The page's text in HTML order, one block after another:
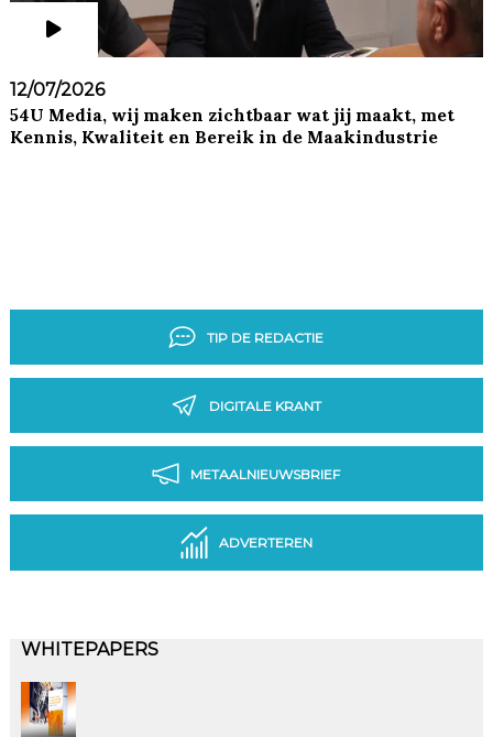
12/07/2026
54U Media, wij maken zichtbaar wat jij maakt, met
Kennis, Kwaliteit en Bereik in de Maakindustrie
TIP DE REDACTIE
DIGITALE KRANT
METAALNIEUWSBRIEF
ADVERTEREN
WHITEPAPERS